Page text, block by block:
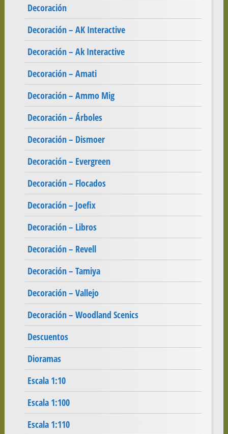
Decoración
Decoración – AK Interactive
Decoración – Ak Interactive
Decoración – Amati
Decoración – Ammo Mig
Decoración – Árboles
Decoración – Dismoer
Decoración – Evergreen
Decoración – Flocados
Decoración – Joefix
Decoración – Libros
Decoración – Revell
Decoración – Tamiya
Decoración – Vallejo
Decoración – Woodland Scenics
Descuentos
Dioramas
Escala 1:10
Escala 1:100
Escala 1:110